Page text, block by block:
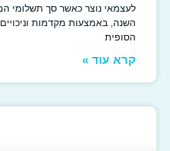
לעצמאי נוצר כאשר סך תשלומי המס
השנה, באמצעות מקדמות וניכויים,
הסופית
קרא עוד »